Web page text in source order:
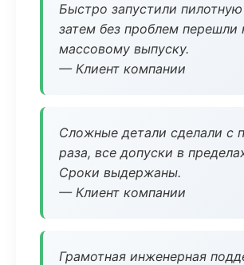
Быстро запустили
затем без проблем перешли
массовому выпуску.
— Клиент компании
Сложные детали сделали с
раза, все допуски в
Сроки выдержаны.
— Клиент компании
Грамотная инженерная